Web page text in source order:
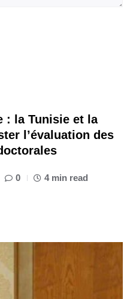
: la Tunisie et la
l’évaluation des
0 4 min read